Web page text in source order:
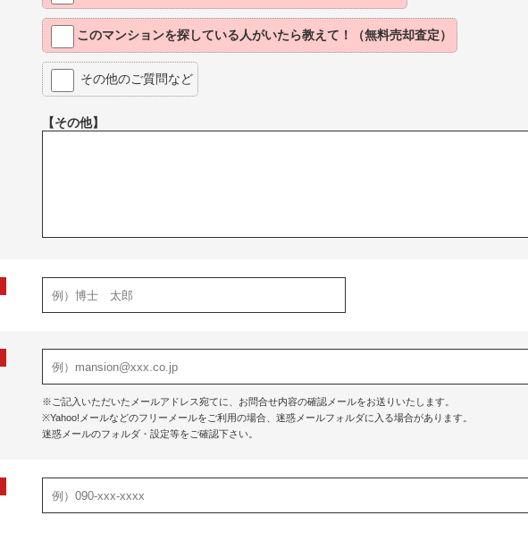
このマンションを探している人がいたら教えて！（無料売却査定）
その他のご質問など
【その他】
※ご記入いただいたメールアドレス宛てに、お問合せ内容の確認メールをお送りいたします。
※Yahoo!メールなどのフリーメールをご利用の場合、迷惑メールフォルダに入る場合があります。
迷惑メールのフォルダ・設定等をご確認下さい。